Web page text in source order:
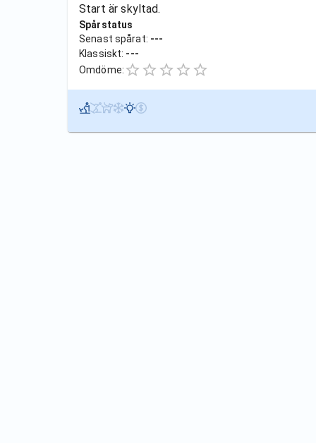
Start är skyltad.
Spårstatus
Senast spårat: ---
Klassiskt: ---
Omdöme: